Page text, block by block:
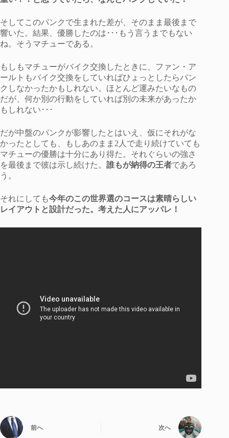
そしてこのパンクで生まれた差が、そのまま最後まで
響いた。結果、優勝したのは･･･もう言うまでもない
ね。そうマチューである。
もしもマチューがバイク交換したときに、ファン・ア
ールトもバイク交換をしていればひょっとしたらパン
クしなかったかもしれない。ほとんど運みたいなもの
だが、何か別の行動をしていれば別の未来があったか
もしれない･･･
だが中盤のパンクが影響したとはいえ、仮にそれがな
かったとしても、もしあのまま2人で走り続けていても
マチューの優勝は十分にあり得た。それぐらいの強さ
を最後まで彼は示し続けた。 誰もが納得の王者であろ
う。
それにしても今年のこの世界選のコースは素晴らしい
レイアウトと設計だった。考えた人にアッパレ！
前へ 次へ